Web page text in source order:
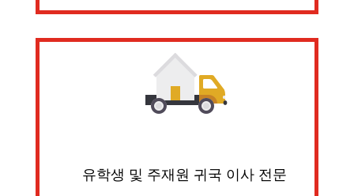
유학생 및 주재원 귀국 이사 전문